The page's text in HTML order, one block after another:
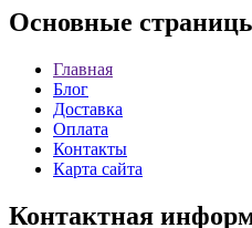
Основные
Главная
Блог
Доставка
Оплата
Контакты
Карта сайта
Контактная